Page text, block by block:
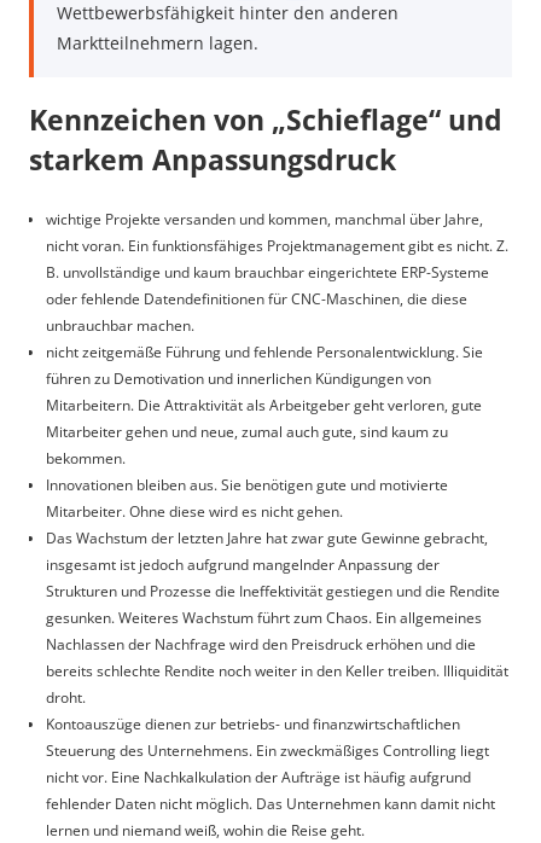
Wettbewerbsfähigkeit hinter den anderen
Marktteilnehmern lagen.
Kennzeichen von „Schieflage“ und
starkem Anpassungsdruck
wichtige Projekte versanden und kommen, manchmal über Jahre,
nicht voran. Ein funktionsfähiges Projektmanagement gibt es nicht. Z.
B. unvollständige und kaum brauchbar eingerichtete ERP-Systeme
oder fehlende Datendefinitionen für CNC-Maschinen, die diese
unbrauchbar machen.
nicht zeitgemäße Führung und fehlende Personalentwicklung. Sie
führen zu Demotivation und innerlichen Kündigungen von
Mitarbeitern. Die Attraktivität als Arbeitgeber geht verloren, gute
Mitarbeiter gehen und neue, zumal auch gute, sind kaum zu
bekommen.
Innovationen bleiben aus. Sie benötigen gute und motivierte
Mitarbeiter. Ohne diese wird es nicht gehen.
Das Wachstum der letzten Jahre hat zwar gute Gewinne gebracht,
insgesamt ist jedoch aufgrund mangelnder Anpassung der
Strukturen und Prozesse die Ineffektivität gestiegen und die Rendite
gesunken. Weiteres Wachstum führt zum Chaos. Ein allgemeines
Nachlassen der Nachfrage wird den Preisdruck erhöhen und die
bereits schlechte Rendite noch weiter in den Keller treiben. Illiquidität
droht.
Kontoauszüge dienen zur betriebs- und finanzwirtschaftlichen
Steuerung des Unternehmens. Ein zweckmäßiges Controlling liegt
nicht vor. Eine Nachkalkulation der Aufträge ist häufig aufgrund
fehlender Daten nicht möglich. Das Unternehmen kann damit nicht
lernen und niemand weiß, wohin die Reise geht.